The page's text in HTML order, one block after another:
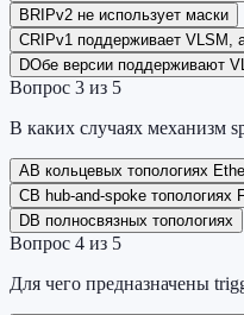
B RIPv2 не использует маски
CRIPv1 поддерживает VLSM,
DОбе версии поддерживают
Вопрос 3 из 5
В каких случаях механизм
AВ кольцевых топологиях
CВ hub-and-spoke топологиях
DВ полносвязных топологиях
Вопрос 4 из 5
Для чего предназначены